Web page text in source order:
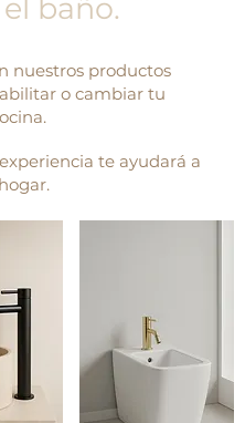
baño.
nuestros productos
o cambiar tu
te ayudará a